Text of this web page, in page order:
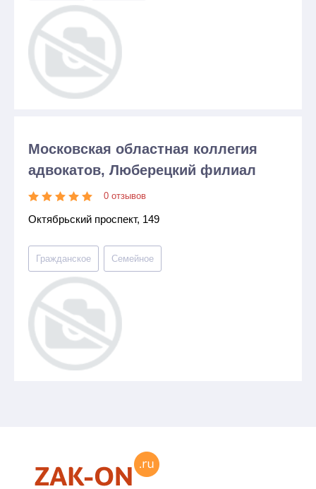
Московская областная коллегия
адвокатов, Люберецкий филиал
0 отзывов
Октябрьский проспект, 149
Гражданское Семейное